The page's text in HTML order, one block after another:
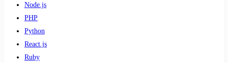
Node.js
PHP
Python
React.js
Ruby